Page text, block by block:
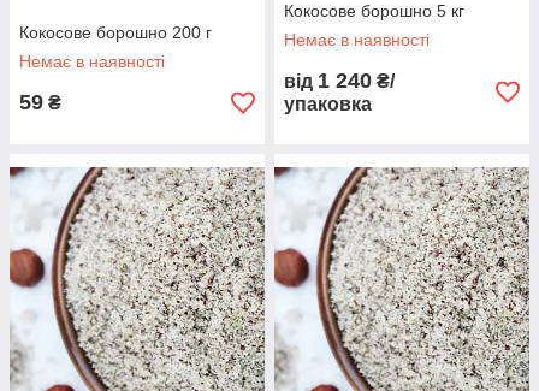
Кокосове борошно 200 г
Немає в наявності
59 ₴
Кокосове борошно 5 кг
Немає в наявності
від 1 240 ₴/
упаковка